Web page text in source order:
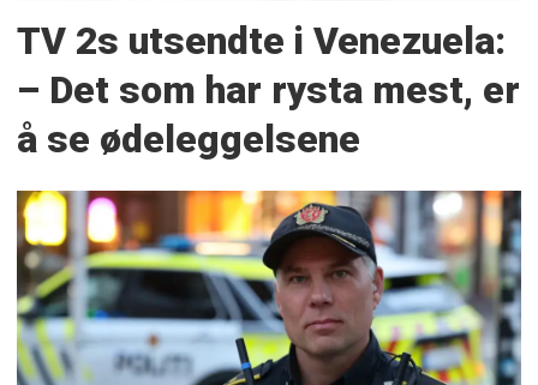
TV 2s utsendte i Venezuela:
– Det som har rysta mest, er
å se ødeleggelsene